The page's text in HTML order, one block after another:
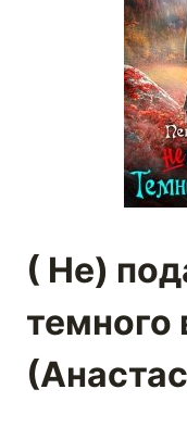
( Не)
темного